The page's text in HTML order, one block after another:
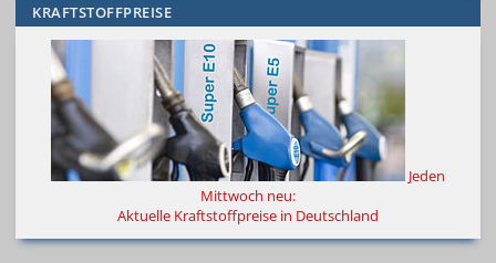
KRAFTSTOFFPREISE
Jeden
Mittwoch neu:
Aktuelle Kraftstoffpreise in Deutschland